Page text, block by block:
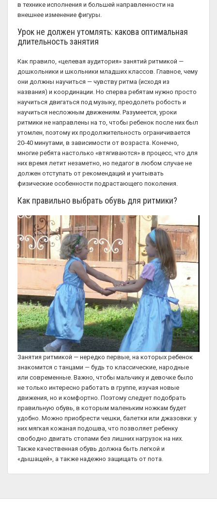
в технике исполнения и большей направленности на
внешнее изменение фигуры.
Урок не должен утомлять: какова оптимальная
длительность занятия
Как правило, «целевая аудитория» занятий ритмикой —
дошкольники и школьники младших классов. Главное, чему
они должны научиться — чувству ритма (исходя из
названия) и координации. Но сперва ребятам нужно просто
научиться двигаться под музыку, преодолеть робость и
научиться несложным движениям. Разумеется, уроки
ритмики не направлены на то, чтобы ребенок после них был
утомлен, поэтому их продолжительность ограничивается
20-40 минутами, в зависимости от возраста. Конечно,
многие ребята настолько «втягиваются» в процесс, что для
них время летит незаметно, но педагог в любом случае не
должен отступать от рекомендаций и учитывать
физические особенности подрастающего поколения.
Как правильно выбрать обувь для ритмики?
Занятия ритмикой — нередко первые, на которых ребенок
знакомится с танцами — будь то классические, народные
или современные. Важно, чтобы мальчику и девочке было
не только интересно работать в группе, изучая новые
движения, но и комфортно. Поэтому следует подобрать
правильную обувь, в которым маленьким ножкам будет
удобно. Можно приобрести чешки, балетки или джазовки: у
них мягкая кожаная подошва, что позволяет ребенку
свободно двигать стопами без лишних нагрузок на них.
Также качественная обувь должна быть легкой и
«дышащей», а также надежно защищать от пота.